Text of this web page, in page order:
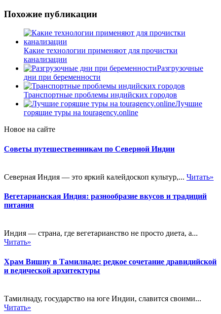
Похожие публикации
Какие технологии применяют для прочистки
канализации
Разгрузочные
дни при беременности
Транспортные проблемы индийских городов
Лучшие
горящие туры на touragency.online
Новое на сайте
Советы путешественникам по Северной Индии
Северная Индия — это яркий калейдоскоп культур,... Читать»
Вегетарианская Индия: разнообразие вкусов и традиций
питания
Индия — страна, где вегетарианство не просто диета, а...
Читать»
Храм Вишну в Тамилнаде: редкое сочетание дравидийской
и ведической архитектуры
Тамилнаду, государство на юге Индии, славится своими...
Читать»